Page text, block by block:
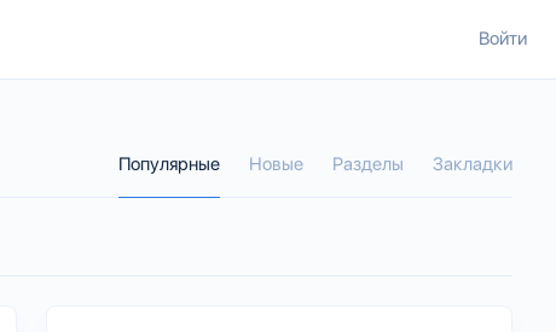
Войти
Популярные Новые Разделы Закладки